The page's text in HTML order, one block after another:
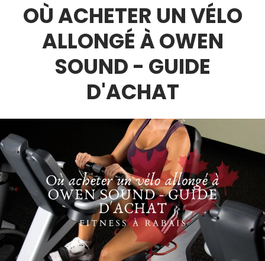
OÙ ACHETER UN VÉLO
ALLONGÉ À OWEN
SOUND - GUIDE
D'ACHAT